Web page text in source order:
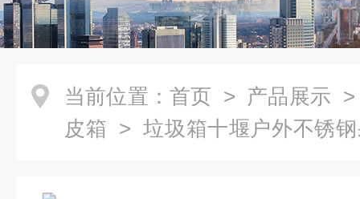
当前位置： 首页 > 产品展示
皮箱 > 垃圾箱十堰户外不锈